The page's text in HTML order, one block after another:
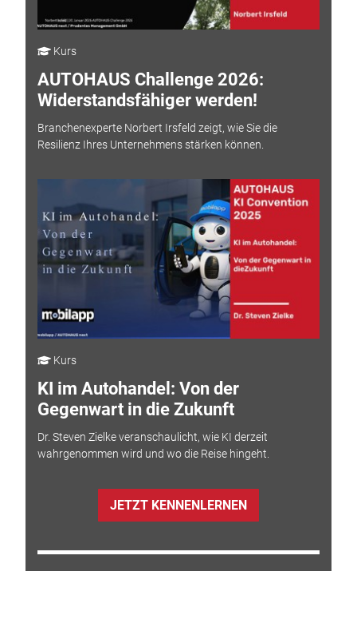
Kurs
AUTOHAUS Challenge 2026:
Widerstandsfähiger werden!
Branchenexperte Norbert Irsfeld zeigt, wie Sie die
Resilienz Ihres Unternehmens stärken können.
Kurs
KI im Autohandel: Von der
Gegenwart in die Zukunft
Dr. Steven Zielke veranschaulicht, wie KI derzeit
wahrgenommen wird und wo die Reise hingeht.
JETZT KENNENLERNEN